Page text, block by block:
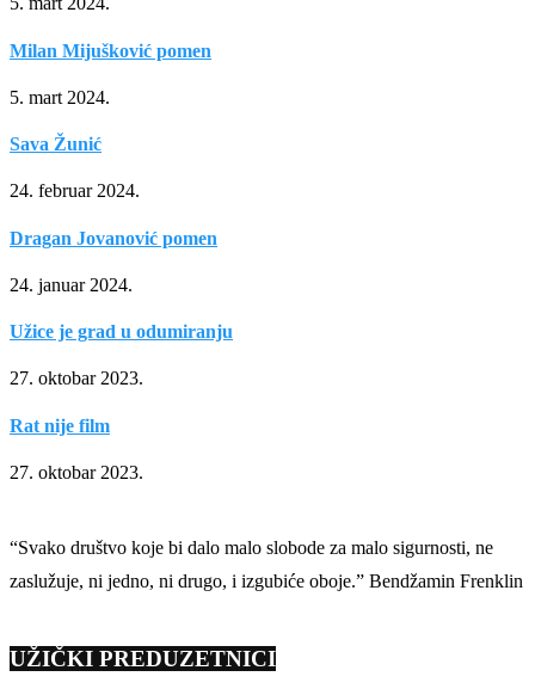
Milan Mijušković pomen
5. mart 2024.
Sava Žunić
24. februar 2024.
Dragan Jovanović pomen
24. januar 2024.
Užice je grad u odumiranju
27. oktobar 2023.
Rat nije film
27. oktobar 2023.
“Svako društvo koje bi dalo malo slobode za malo sigurnosti, ne
zaslužuje, ni jedno, ni drugo, i izgubiće oboje.” Bendžamin Frenklin
UŽIČKI PREDUZETNICI